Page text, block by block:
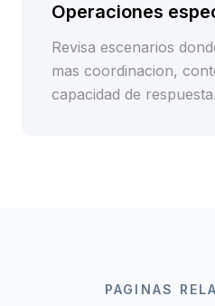
Operaciones
Revisa escenarios
mas coordinacion,
capacidad de respuesta.
PAGINAS